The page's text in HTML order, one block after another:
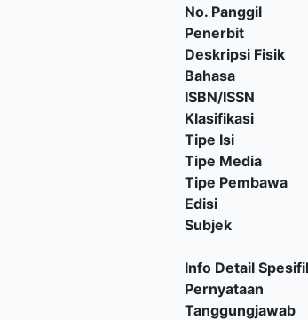
No. Panggil
Penerbit
Deskripsi Fisik
Bahasa
ISBN/ISSN
Klasifikasi
Tipe Isi
Tipe Media
Tipe Pembawa
Edisi
Subjek
Info Detail
Pernyataan
Tanggungjawab